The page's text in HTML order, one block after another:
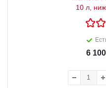
10 л,
6 100